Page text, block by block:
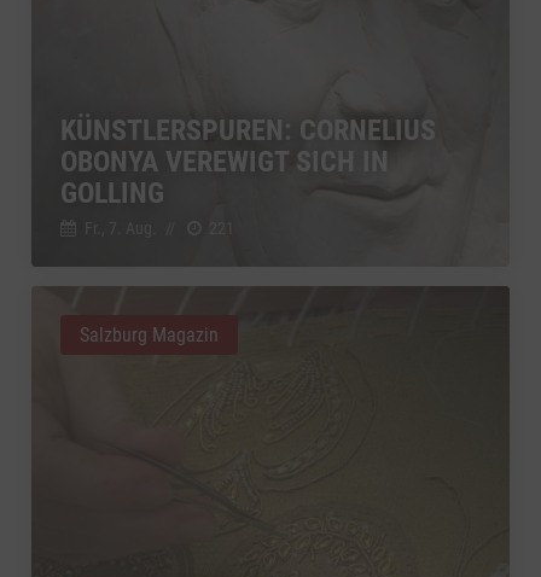
KÜNSTLERSPUREN: CORNELIUS
OBONYA VEREWIGT SICH IN
GOLLING
Salzburg Magazin